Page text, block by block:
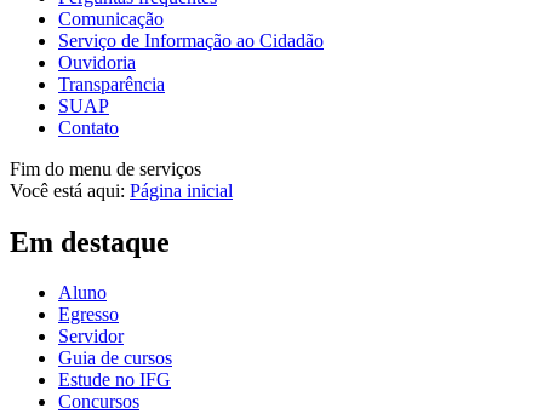
Comunicação
Serviço de Informação ao Cidadão
Ouvidoria
Transparência
SUAP
Contato
Fim do menu de serviços
Você está aqui: Página inicial
Em destaque
Aluno
Egresso
Servidor
Guia de cursos
Estude no IFG
Concursos